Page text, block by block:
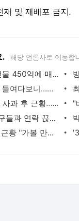
및 재배포 금지.
. 해당 언론사로 이동합
"서장훈, 28억에 산 서초 건물 450억에 매물로"
외국인 심판 성 접대 7경기 들여다보니…한국 축구 '5승 2무'
홍서범♥조갑경, 아들 불륜 사과 후 근황…밝은 미소
전현무 "전 연인 집착에 친구들과 연락 끊어"
김지수, '여행사 대표' 변신 근황 "가볼 만하니…"